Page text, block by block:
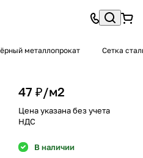
металлопрокат Сетка
47 ₽/м2
Цена указана без учета
НДС
В наличии